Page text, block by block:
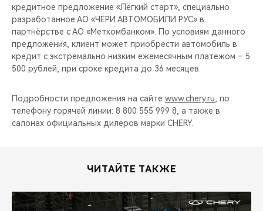
кредитное предложение «Лёгкий старт», специально
разработанное АО «ЧЕРИ АВТОМОБИЛИ РУС» в
партнёрстве с АО «Меткомбанком». По условиям данного
предложения, клиент может приобрести автомобиль в
кредит с экстремально низким ежемесячным платежом – 5
500 рублей, при сроке кредита до 36 месяцев.
Подробности предложения на сайте www.chery.ru , по
телефону горячей линии: 8 800 555 999 8, а также в
салонах официальных дилеров марки CHERY.
ЧИТАЙТЕ ТАКЖЕ